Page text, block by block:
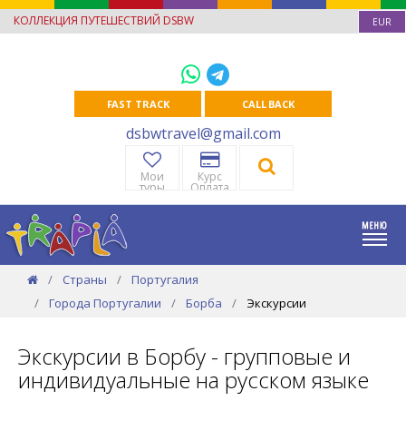
КОЛЛЕКЦИЯ ПУТЕШЕСТВИЙ DSBW EUR
FAST TRACK CALL BACK
dsbwtravel@gmail.com
Мои
туры
Курс
Оплата
Страны
Португалия
Города Португалии
Борба Экскурсии
Экскурсии в Борбу - групповые и
индивидуальные на русском языке